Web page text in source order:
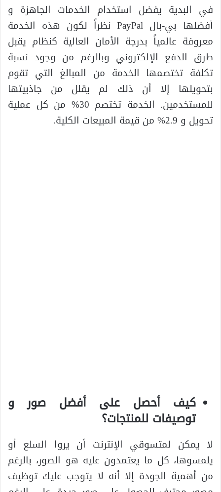
في البدية يفضل استخدام الخدمات الجاهزة و
أفضلها بي-بال PayPal نظراً لكون هذه الخدمة
معروفة عالمياً بدرجة الأمان العالية كنظام يقبل
طرق الدفع الإلكتروني وبالرغم من وجود نسبة
تكلفة تختصمها الخدمة من المبالغ التي تقوم
بتحويلها إلا أن ذلك لم يقلل من جاذبيتها
للمستخدمين. الخدمة تختصم 30% من كل عملية
تحويل و 2.9% من قيمة المبيعات الكلية.
كيف أحصل على أفضل صور و
توصيفات للمنتجات؟
لا يمكن لمتسوقي الإنترنت أن يروا السلع أو
يلمسوها، كل ما يعتمدون عليه هو الصور، بالرغم
من أهمية الجودة إلا أنه لا يتوجب عليك توظيف